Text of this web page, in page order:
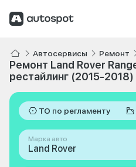
Автосервисы Ремонт
Ремонт Land Rover
рестайлинг (2015-2018)
ТО по регламенту
Марка авто
Land Rover